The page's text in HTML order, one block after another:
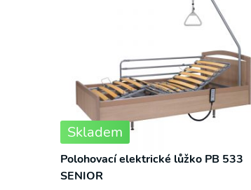
Skladem
Polohovací elektrické lůžko PB 533
SENIOR